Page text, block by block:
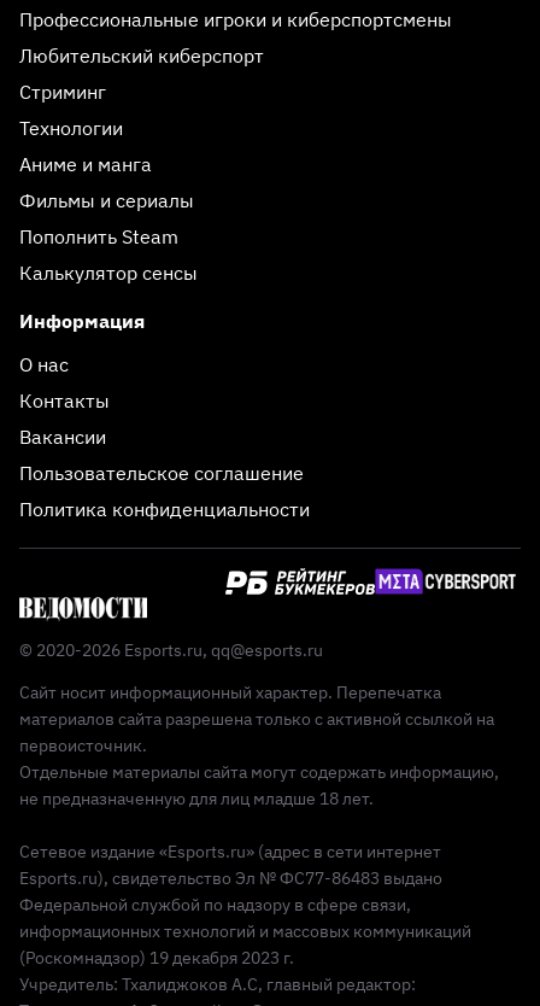
Профессиональные игроки и киберспортсмены
Любительский киберспорт
Стриминг
Технологии
Аниме и манга
Фильмы и сериалы
Пополнить Steam
Калькулятор сенсы
Информация
О нас
Контакты
Вакансии
Пользовательское соглашение
Политика конфиденциальности
© 2020-2026 Esports.ru, qq@esports.ru
Сайт носит информационный характер. Перепечатка
материалов сайта разрешена только с активной ссылкой на
первоисточник.
Отдельные материалы сайта могут содержать информацию,
не предназначенную для лиц младше 18 лет.
Сетевое издание «Esports.ru» (адрес в сети интернет
Esports.ru), свидетельство Эл № ФС77-86483 выдано
Федеральной службой по надзору в сфере связи,
информационных технологий и массовых коммуникаций
(Роскомнадзор) 19 декабря 2023 г.
Учредитель: Тхалиджоков А.С, главный редактор: